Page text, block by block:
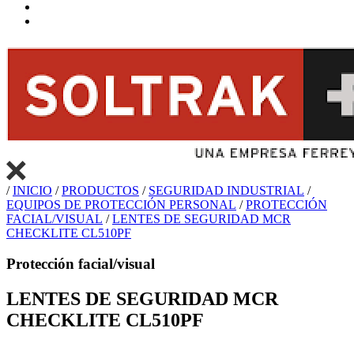
/INICIO /PRODUCTOS / SEGURIDAD INDUSTRIAL /
EQUIPOS DE PROTECCIÓN PERSONAL /PROTECCIÓN
FACIAL/VISUAL /LENTES DE SEGURIDAD MCR
CHECKLITE CL510PF
Protección facial/visual
LENTES DE SEGURIDAD MCR
CHECKLITE CL510PF